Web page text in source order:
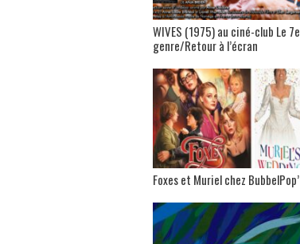
WIVES (1975) au ciné-club Le 7e
genre/Retour à l’écran
Foxes et Muriel chez BubbelPop’